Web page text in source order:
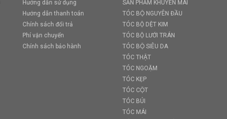
Hướng dẫn sử dụng
Hướng dẫn thanh toán
Chính sách đổi trả
Phí vận chuyển
Chính sách bảo hành
SẢN PHẨM KHUYẾN MÃI
TÓC BỘ NGUYÊN ĐẦU
TÓC BỘ DỆT KIM
TÓC BỘ LƯỚI TRÁN
TÓC BỘ SIÊU DA
TÓC THẬT
TÓC NGOẶM
TÓC KẸP
TÓC CỘT
TÓC BÚI
TÓC MÁI